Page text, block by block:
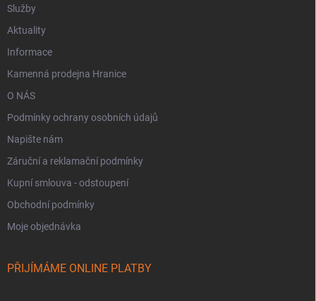
Služby
Aktuality
Informace
Kamenná prodejna Hranice
O NÁS
Podmínky ochrany osobních údajů
Napište nám
Záruční a reklamační podmínky
Kupní smlouva - odstoupení
Obchodní podmínky
Moje objednávka
PŘIJÍMÁME ONLINE PLATBY